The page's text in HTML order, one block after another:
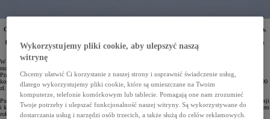
Od 17 do 22 listopada w salonach Toyoty odbywają się Dni Otwarte Wyprzedaży. To idealna okazja,
bowiem największa. Przygotowano korzyści sięgające nawet 32 000 zł, atrakcyjne warunki Leasingu
KINTO One z niską miesięczną opłatą oraz bony na zakup akcesoriów.
W Toyocie rozpoczęła się już wyprzedaż samochodów z rocznika 2025. Podczas Dni Otwartych w salonach
można poznać całą ofertę specjalną i skorzystać z atrakcyjnych zniżek na najbardziej popularne modele.
Przygotowano wygodne formy finansowania, w tym Leasing KINTO One z niskimi ratami miesięcznymi,
korzystne pakiety ubezpieczeń oraz bony na oryginalne akcesoria. Łączne korzyści mogą wynieść nawet 32 000
zł.
Pula aut objętych promocją jest ograniczona, jednak to początek wyprzedaży zapewnia największy wybór wersji
i konfiguracji. Czas oczekiwania na dostępne samochody jest bardzo krótki, dzięki czemu jeszcze przed końcem
roku można odebrać z salonu zupełnie nowy pojazd.
Wykorzystujemy pliki cookie, aby ulepszyć naszą
witrynę
Chcemy ułatwić Ci korzystanie z naszej strony i usprawnić świadczenie usług,
dlatego wykorzystujemy pliki cookie, które są umieszczane na Twoim
komputerze, telefonie komórkowym lub tablecie. Pomagają one nam zrozumieć
Twoje potrzeby i ulepszać funkcjonalność naszej witryny. Są wykorzystywane do
dostarczania usług i narzędzi osób trzecich, a także służą do celów reklamowych.